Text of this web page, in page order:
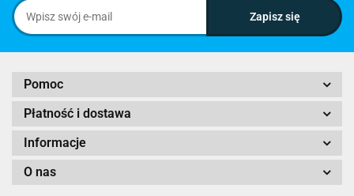
Pomoc
Płatność i dostawa
Informacje
O nas